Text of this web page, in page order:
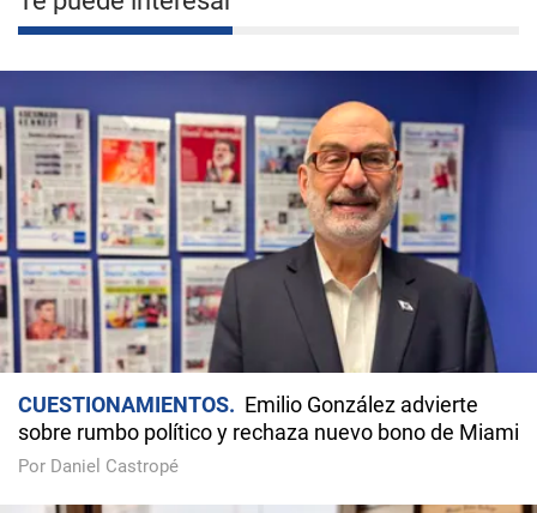
CUESTIONAMIENTOS
Emilio González advierte
sobre rumbo político y rechaza nuevo bono de Miami
Por Daniel Castropé